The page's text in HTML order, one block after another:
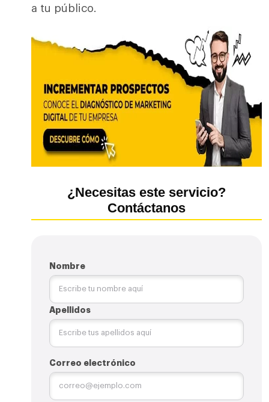
a tu público.
¿Necesitas este servicio?
Contáctanos
Nombre
Apellidos
Correo electrónico